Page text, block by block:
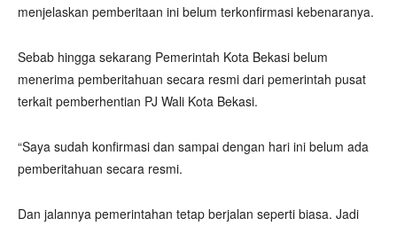
menjelaskan pemberitaan ini belum terkonfirmasi kebenaranya.
Sebab hingga sekarang Pemerintah Kota Bekasi belum
menerima pemberitahuan secara resmi dari pemerintah pusat
terkait pemberhentian PJ Wali Kota Bekasi.
“Saya sudah konfirmasi dan sampai dengan hari ini belum ada
pemberitahuan secara resmi.
Dan jalannya pemerintahan tetap berjalan seperti biasa. Jadi